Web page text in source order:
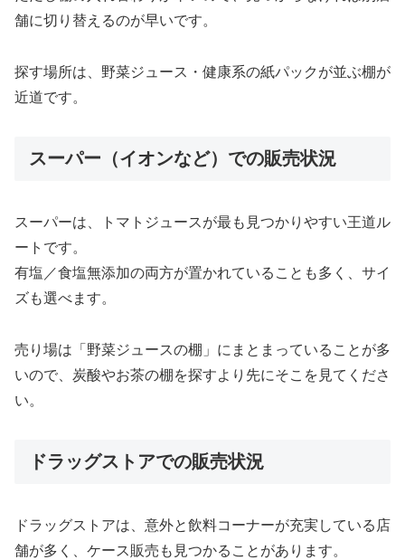
舗に切り替えるのが早いです。
探す場所は、野菜ジュース・健康系の紙パックが並ぶ棚が
近道です。
スーパー（イオンなど）での販売状況
スーパーは、トマトジュースが最も見つかりやすい王道ル
ートです。
有塩／食塩無添加の両方が置かれていることも多く、サイ
ズも選べます。
売り場は「野菜ジュースの棚」にまとまっていることが多
いので、炭酸やお茶の棚を探すより先にそこを見てくださ
い。
ドラッグストアでの販売状況
ドラッグストアは、意外と飲料コーナーが充実している店
舗が多く、ケース販売も見つかることがあります。